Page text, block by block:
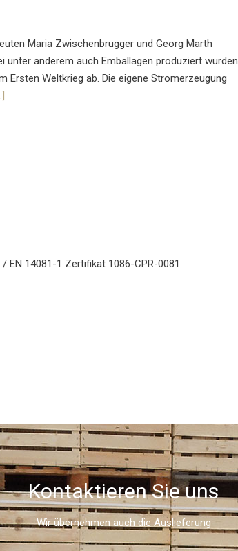
Maria Zwischenbrugger und Georg Marth
anderem auch Emballagen produziert wurden.
Ersten Weltkrieg ab. Die eigene Stromerzeugung
EN 14081-1 Zertifikat 1086-CPR-0081
Kontaktieren Sie uns
Wir übernehmen auch die Auslieferung